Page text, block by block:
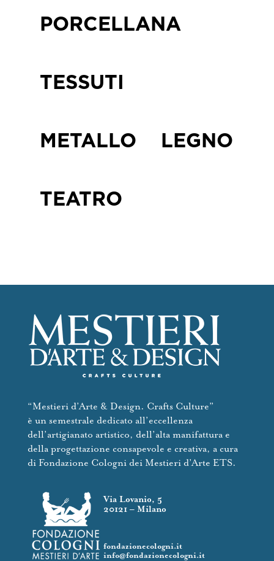
PORCELLANA
TESSUTI
METALLO LEGNO
TEATRO
“Mestieri d’Arte & Design. Crafts Culture”
è un semestrale dedicato all’eccellenza
dell’artigianato artistico, dell’alta manifattura e
della progettazione consapevole e creativa, a cura
di Fondazione Cologni dei Mestieri d’Arte ETS.
Via Lovanio, 5
20121 – Milano
fondazionecologni.it
info@fondazionecologni.it